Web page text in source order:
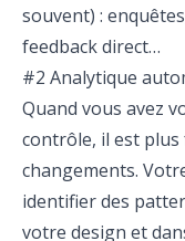
souvent) :
feedback direct…
#2 Analytique
Quand vous avez
contrôle, il est plus
changements.
identifier des
votre design et